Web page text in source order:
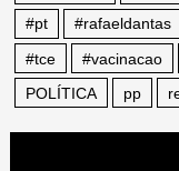
#pt
#rafaeldantas
#tce
#vacinacao
POLÍTICA
pp